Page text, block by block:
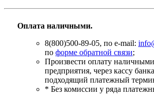
Оплата наличными.
8(800)500-89-05, по e-mail:
по форме обратной связи;
Произвести оплату
предприятия, через кассу
подходящий платежный
* Без комиссии у ряда